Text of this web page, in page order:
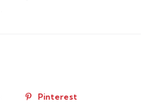
Pinterest